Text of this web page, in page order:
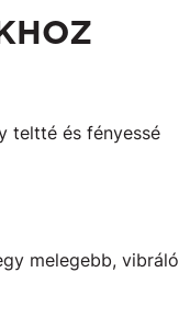
teltté és fényessé
melegebb, vibráló